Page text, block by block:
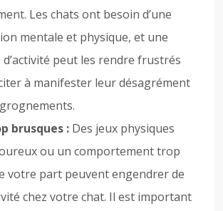
Les chats ont besoin d’une
mentale et physique, et une
d’activité peut les rendre frustrés
à manifester leur désagrément
brusques : Des jeux physiques
ou un comportement trop
votre part peuvent engendrer de
chez votre chat. Il est important